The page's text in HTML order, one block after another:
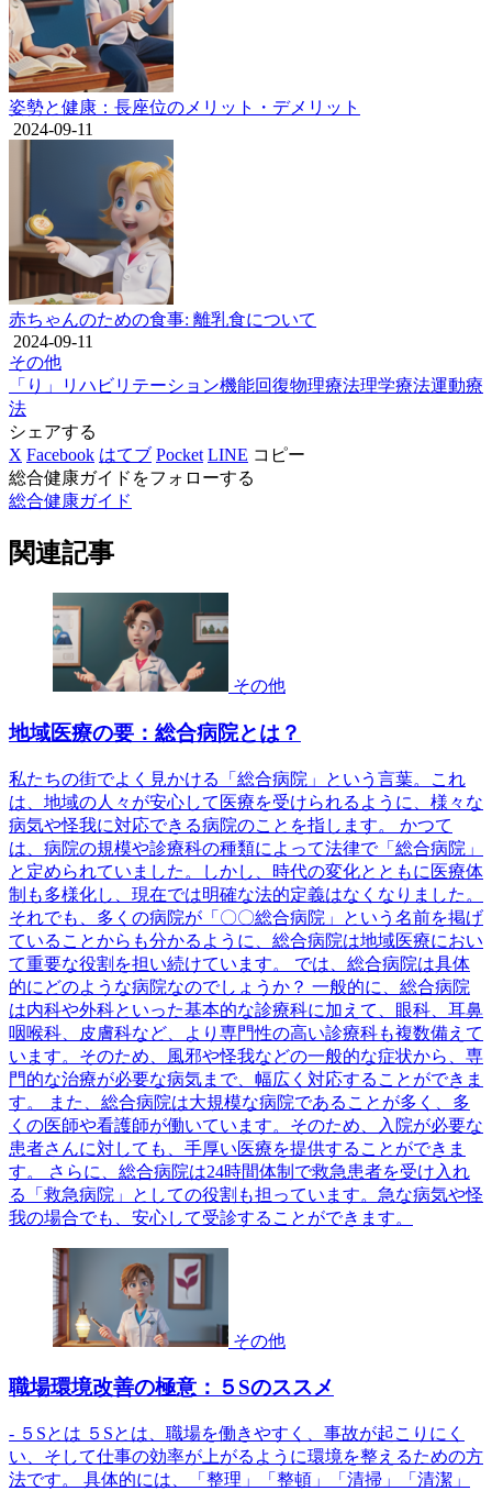
姿勢と健康：長座位のメリット・デメリット
2024-09-11
赤ちゃんのための食事: 離乳食について
2024-09-11
その他
「り」
リハビリテーション機能回復物理療法理学療法運動療
法
シェアする
X Facebook はてブ Pocket LINE コピー
総合健康ガイドをフォローする
総合健康ガイド
関連記事
その他
地域医療の要：総合病院とは？
私たちの街でよく見かける「総合病院」という言葉。これ
は、地域の人々が安心して医療を受けられるように、様々な
病気や怪我に対応できる病院のことを指します。 かつて
は、病院の規模や診療科の種類によって法律で「総合病院」
と定められていました。しかし、時代の変化とともに医療体
制も多様化し、現在では明確な法的定義はなくなりました。
それでも、多くの病院が「〇〇総合病院」という名前を掲げ
ていることからも分かるように、総合病院は地域医療におい
て重要な役割を担い続けています。 では、総合病院は具体
的にどのような病院なのでしょうか？ 一般的に、総合病院
は内科や外科といった基本的な診療科に加えて、眼科、耳鼻
咽喉科、皮膚科など、より専門性の高い診療科も複数備えて
います。そのため、風邪や怪我などの一般的な症状から、専
門的な治療が必要な病気まで、幅広く対応することができま
す。 また、総合病院は大規模な病院であることが多く、多
くの医師や看護師が働いています。そのため、入院が必要な
患者さんに対しても、手厚い医療を提供することができま
す。 さらに、総合病院は24時間体制で救急患者を受け入れ
る「救急病院」としての役割も担っています。急な病気や怪
我の場合でも、安心して受診することができます。
その他
職場環境改善の極意：５Sのススメ
- ５Sとは ５Sとは、職場を働きやすく、事故が起こりにく
い、そして仕事の効率が上がるように環境を整えるための方
法です。 具体的には、「整理」「整頓」「清掃」「清潔」